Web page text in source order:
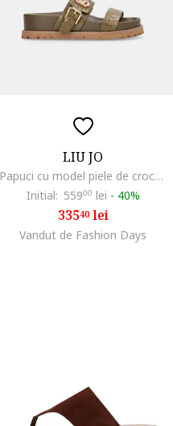
LIU JO
Papuci cu model piele de crocodil si catarama
Initial: 55900 lei - 40%
33540lei
Vandut de Fashion Days